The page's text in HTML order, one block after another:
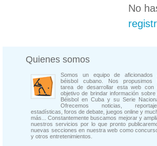
No
Quienes somos
Somos un equipo de aficionados
béisbol cubano. Nos propusimos
tarea de desarrollar esta web con
objetivo de brindar información sobre
Béisbol en Cuba y su Serie
Ofrecemos noticias,
estadísticas, foros de debate, juegos online y
más... Constantemente buscamos mejorar y
nuestros servicios por lo que pronto
nuevas secciones en nuestra web como
y otros entretenimientos.